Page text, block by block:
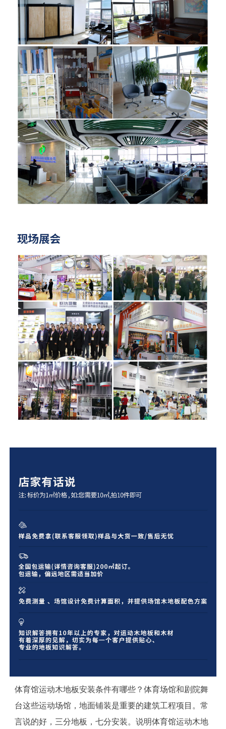
体育馆运动木地板安装条件有哪些？体育场馆和剧院舞
台这些运动场馆，地面铺装是重要的建筑工程项目。常
言说的好，三分地板，七分安装。说明体育馆运动木地